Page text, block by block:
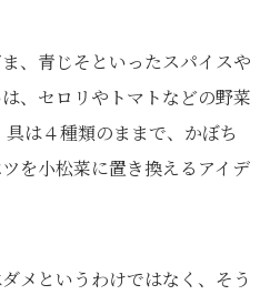
、青じそといったスパイスや
、セロリやトマトなどの野菜
は４種類のままで、かぼち
を小松菜に置き換えるアイデ
メというわけではなく、そう